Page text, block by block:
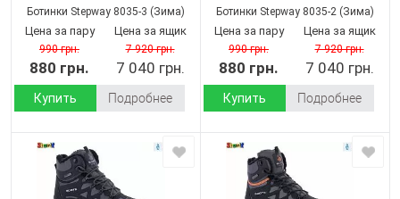
Ботинки Stepway 8035-3 (Зима)
Цена за пару
990 грн.
880 грн.
Цена за ящик
7 920 грн.
7 040 грн.
Купить Подробнее
Ботинки Stepway 8035-2 (Зима)
Цена за пару
990 грн.
880 грн.
Цена за ящик
7 920 грн.
7 040 грн.
Купить Подробнее